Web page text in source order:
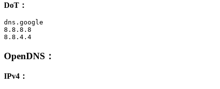
DoT：
dns.google
8.8.8.8
8.8.4.4
OpenDNS ：
IPv4：